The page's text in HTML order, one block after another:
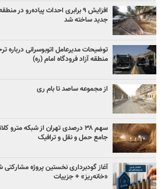
جدید ساخته شد
توضیحات مدیرعامل اتوبوسرانی
منطقه آزاد فرودگاه امام (ره)
از مجموعه ساصد تا بام ری
سهم ۳۸ درصدی تهران از شبکه
جامع حمل و نقل و ترافیک
آغاز گودبرداری نخستین پروژه
«خانه‌ریز» + جزییات